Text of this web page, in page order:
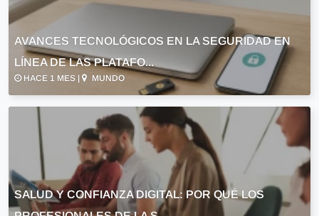
AVANCES TECNOLÓGICOS EN LA SEGURIDAD EN
LÍNEA DE LAS PLATAFO...
HACE 1 MES | MUNDO
SALUD Y CONFIANZA DIGITAL: POR QUÉ LOS